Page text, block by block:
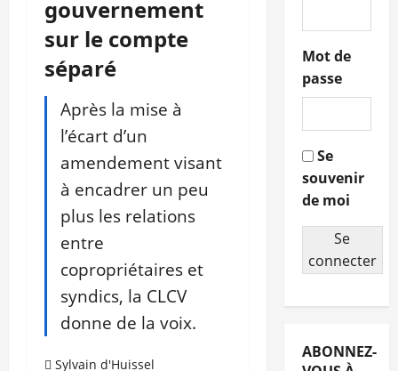
gouvernement
sur le compte
séparé
Après la mise à
l’écart d’un
amendement visant
à encadrer un peu
plus les relations
entre
copropriétaires et
syndics, la CLCV
donne de la voix.
Sylvain d'Huissel
Mot de
passe
Se
souvenir
de moi
Se
connecter
ABONNEZ-